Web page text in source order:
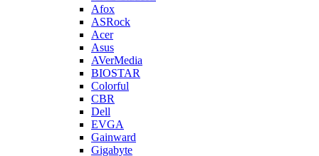
Afox
ASRock
Acer
Asus
AVerMedia
BIOSTAR
Colorful
CBR
Dell
EVGA
Gainward
Gigabyte